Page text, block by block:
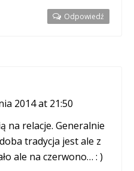
Odpowiedź
2014 at 21:50
na relacje. Generalnie
tradycja jest ale z
ale na czerwono… : )